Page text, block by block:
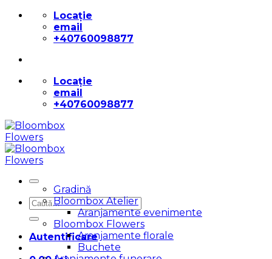
Skip
content
Locație
email
+40760098877
Locație
email
+40760098877
Caută
după:
Autentificare
Gradină
Bloombox Atelier
Aranjamente evenimente
Bloombox Flowers
Aranjamente florale
Buchete